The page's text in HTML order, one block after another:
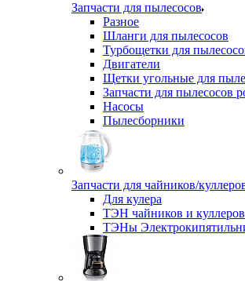
Запчасти для пылесосов
Разное
Шланги для пылесосов
Турбощетки для
Двигатели
Щетки угольные для
Запчасти для пылесосов
Насосы
Пылесборники
Запчасти для чайников/
Для кулера
ТЭН чайников и куллеров
ТЭНы